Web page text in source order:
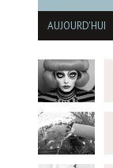
AUJOURD'HUI